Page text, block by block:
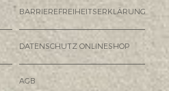
BARRIEREFREIHEITSERKLÄRUNG
DATENSCHUTZ ONLINESHOP
AGB